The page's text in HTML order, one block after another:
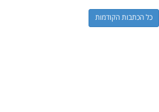
כל הכתבות הקודמות